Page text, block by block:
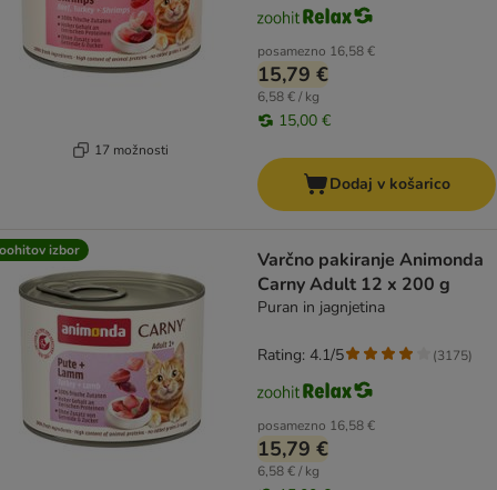
17 možnosti
posamezno 16,58 €
15,79 €
6,58 € / kg
15,00 €
Dodaj v košarico
izbor
Varčno pakiranje Animonda
Carny Adult 12 x 200 g
Puran in jagnjetina
posamezno 16,58 €
15,79 €
6,58 € / kg
Rating: 4.1/5 (3175)